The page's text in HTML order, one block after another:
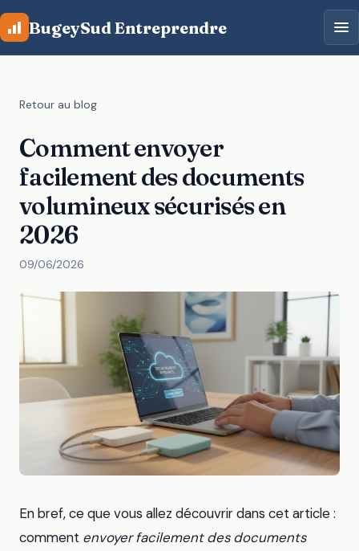
Aller au contenu principal
BugeySud Entreprendre
Retour au blog
Comment envoyer
facilement des documents
volumineux sécurisés en
2026
09/06/2026
En bref, ce que vous allez découvrir dans cet article :
comment envoyer facilement des documents